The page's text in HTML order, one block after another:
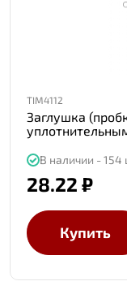
TIM4112
Заглушка
В наличии - 154
28.22 ₽
Купить